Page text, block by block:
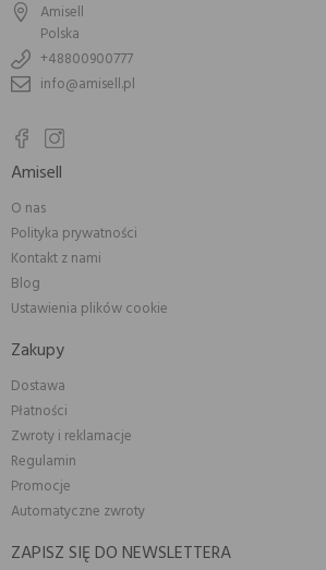
Amisell
Polska
+48800900777
info@amisell.pl
Amisell
O nas
Polityka prywatności
Kontakt z nami
Blog
Ustawienia plików cookie
Zakupy
Dostawa
Płatności
Zwroty i reklamacje
Regulamin
Promocje
Automatyczne zwroty
ZAPISZ SIĘ DO NEWSLETTERA